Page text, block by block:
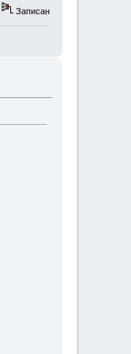
Записан